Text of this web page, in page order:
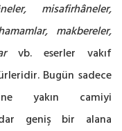
misafirhâneler,
makbereler,
vb. eserler vakıf
Bugün sadece
yakın camiyi
geniş bir alana